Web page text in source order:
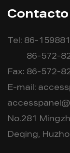
Contacto
Tel: 86-
86-572-
Fax: 86-572-
E-mail:
No.281
Deqing,